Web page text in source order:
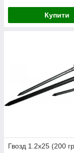
Купити
Гвозд 1.2х25 (200